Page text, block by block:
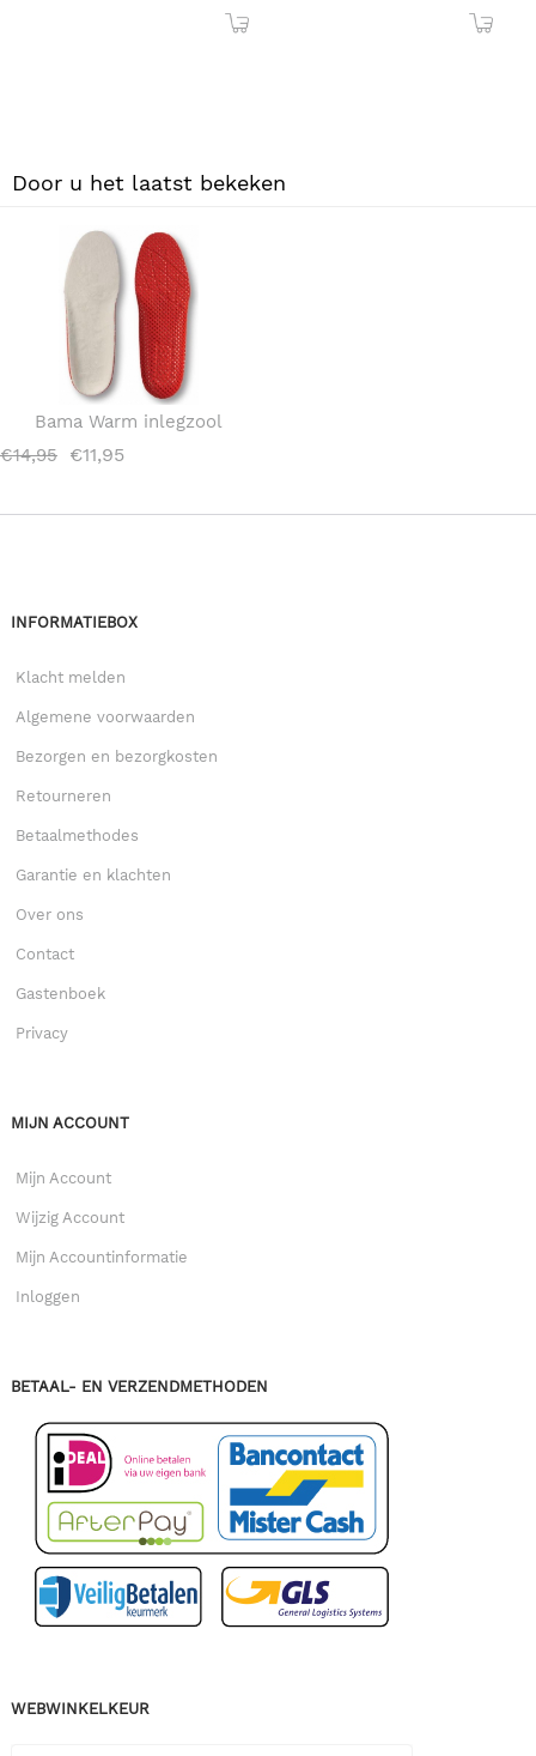
Door u het laatst bekeken
Bama Warm inlegzool
€14,95 €11,95
INFORMATIEBOX
Klacht melden
Algemene voorwaarden
Bezorgen en bezorgkosten
Retourneren
Betaalmethodes
Garantie en klachten
Over ons
Contact
Gastenboek
Privacy
MIJN ACCOUNT
Mijn Account
Wijzig Account
Mijn Accountinformatie
Inloggen
BETAAL- EN VERZENDMETHODEN
WEBWINKELKEUR